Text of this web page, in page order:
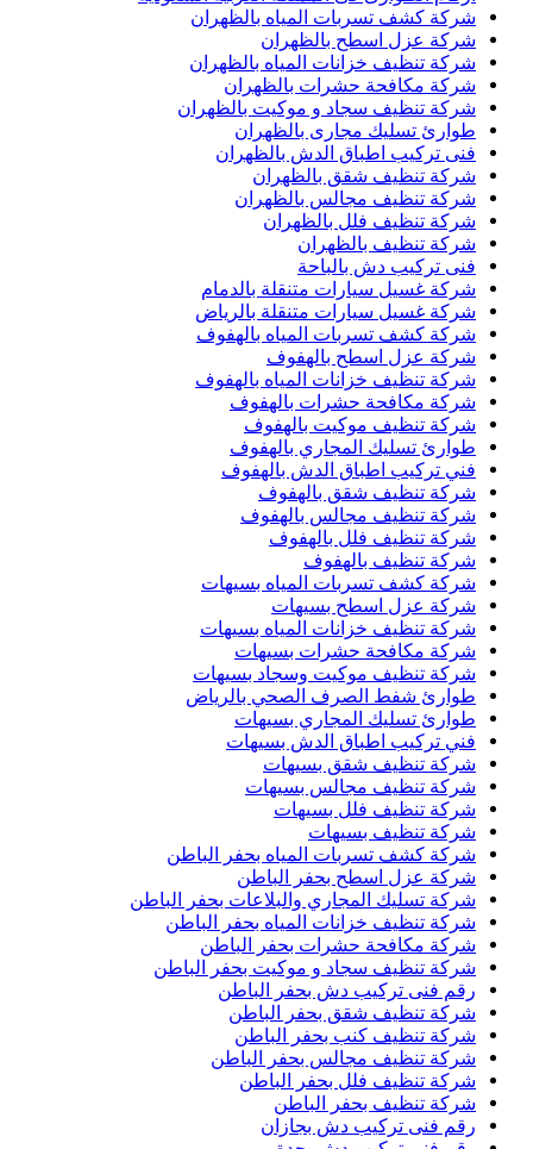
شركة كشف تسربات المياه بالظهران
شركة عزل اسطح بالظهران
شركة تنظيف خزانات المياه بالظهران
شركة مكافحة حشرات بالظهران
شركة تنظيف سجاد و موكيت بالظهران
طوارئ تسليك مجارى بالظهران
فنى تركيب اطباق الدش بالظهران
شركة تنظيف شقق بالظهران
شركة تنظيف مجالس بالظهران
شركة تنظيف فلل بالظهران
شركة تنظيف بالظهران
فنى تركيب دش بالباحة
شركة غسيل سيارات متنقلة بالدمام
شركة غسيل سيارات متنقلة بالرياض
شركة كشف تسربات المياه بالهفوف
شركة عزل اسطح بالهفوف
شركة تنظيف خزانات المياه بالهفوف
شركة مكافحة حشرات بالهفوف
شركة تنظيف موكيت بالهفوف
طوارئ تسليك المجاري بالهفوف
فني تركيب اطباق الدش بالهفوف
شركة تنظيف شقق بالهفوف
شركة تنظيف مجالس بالهفوف
شركة تنظيف فلل بالهفوف
شركة تنظيف بالهفوف
شركة كشف تسربات المياه بسيهات
شركة عزل اسطح بسيهات
شركة تنظيف خزانات المياه بسيهات
شركة مكافحة حشرات بسيهات
شركة تنظيف موكيت وسجاد بسيهات
طوارئ شفط الصرف الصحي بالرياض
طوارئ تسليك المجاري بسيهات
فني تركيب اطباق الدش بسيهات
شركة تنظيف شقق بسيهات
شركة تنظيف مجالس بسيهات
شركة تنظيف فلل بسيهات
شركة تنظيف بسيهات
شركة كشف تسربات المياه بحفر الباطن
شركة عزل اسطح بحفر الباطن
شركة تسليك المجاري والبلاعات بحفر الباطن
شركة تنظيف خزانات المياه بحفر الباطن
شركة مكافحة حشرات بحفر الباطن
شركة تنظيف سجاد و موكيت بحفر الباطن
رقم فنى تركيب دش بحفر الباطن
شركة تنظيف شقق بحفر الباطن
شركة تنظيف كنب بحفر الباطن
شركة تنظيف مجالس بحفر الباطن
شركة تنظيف فلل بحفر الباطن
شركة تنظيف بحفر الباطن
رقم فنى تركيب دش بجازان